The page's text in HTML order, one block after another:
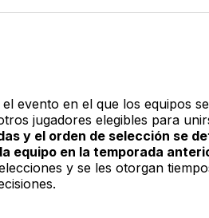
evento en el que los equipos
jugadores elegibles para
y el orden de selección se
equipo en la temporada
y se les otorgan